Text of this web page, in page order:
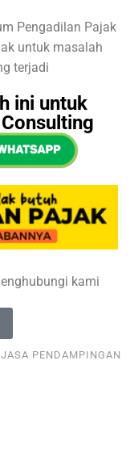
Pengadilan Pajak
untuk masalah
terjadi
ini untuk
kami
PENDAMPINGAN